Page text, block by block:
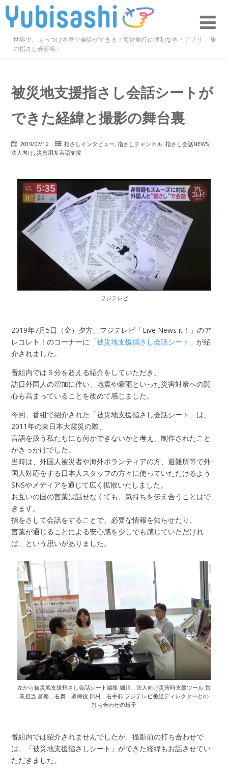
世界中、ぶっつけ本番で会話ができる！海外旅行に便利な本・アプリ 「旅
の指さし会話帳」
被災地支援指さし会話シートが
できた経緯と撮影の舞台裏
2019/07/12 指さしインタビュー, 指さしチャンネル, 指さし会話NEWS,
法人向け, 災害用多言語支援
フジテレビ
2019年7月5日（金）夕方、フジテレビ「Live News it！」のア
レコレト！のコーナーに「被災地支援指さし会話シート 」が紹
介されました。
番組内では５分を超える紹介をしていただき、
訪日外国人の増加に伴い、地震や豪雨といった災害対策への関
心も高まっていることを改めて感じました。
今回、番組で紹介された「被災地支援指さし会話シート」は、
2011年の東日本大震災の際、
言語を扱う私たちにも何かできないかと考え、制作されたこと
がきっかけでした。
当時は、外国人被災者や海外ボランティアの方、避難所等で外
国人対応をする日本人スタッフの方々に使っていただけるよう
SNSやメディアを通じて広く拡散いたしました。
お互いの国の言葉は話せなくても、気持ちを伝え合うことはで
きます。
指をさして会話をすることで、必要な情報を知らせたり、
言葉が通じることによる安心感を少しでも感じていただけれ
ば、という思いがありました。
左から被災地支援指さし会話シート編集 細川、法人向け災害時支援ツール 営
業担当 富樫、右奥 取締役 田村、右手前 フジテレビ番組ディレクターとの
打ち合わせの様子
番組内では紹介されませんでしたが、撮影前の打ち合わせで
は、「被災地支援指さしシート」ができた経緯もお話させてい
ただきました。